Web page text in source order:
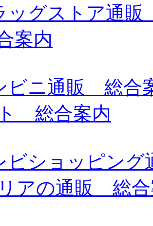
ッグストア通
案内
ビニ通販 総合
総合案内
ビショッピン
アの通販 総合